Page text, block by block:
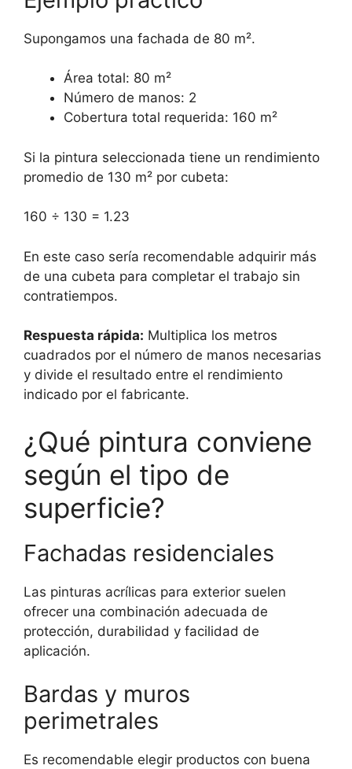
Supongamos una fachada de 80 m².
Área total: 80 m²
Número de manos: 2
Cobertura total requerida: 160 m²
Si la pintura seleccionada tiene un rendimiento
promedio de 130 m² por cubeta:
160 ÷ 130 = 1.23
En este caso sería recomendable adquirir más
de una cubeta para completar el trabajo sin
contratiempos.
Respuesta rápida: Multiplica los metros
cuadrados por el número de manos necesarias
y divide el resultado entre el rendimiento
indicado por el fabricante.
¿Qué pintura conviene
según el tipo de
superficie?
Fachadas residenciales
Las pinturas acrílicas para exterior suelen
ofrecer una combinación adecuada de
protección, durabilidad y facilidad de
aplicación.
Bardas y muros
perimetrales
Es recomendable elegir productos con buena